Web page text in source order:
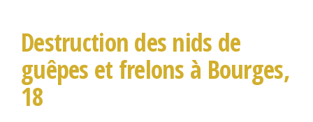
Destruction des nids de
guêpes et frelons à Bourges,
18